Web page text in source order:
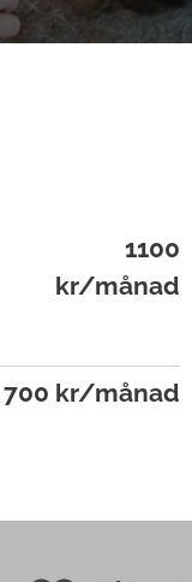
1100
kr/månad
700 kr/månad